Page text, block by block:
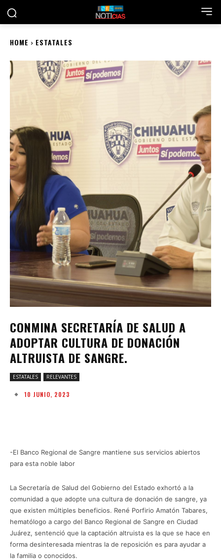
HOME ESTATALES
CONMINA SECRETARÍA DE SALUD A
ADOPTAR CULTURA DE DONACIÓN
ALTRUISTA DE SANGRE.
ESTATALES RELEVANTES
10 JUNIO, 2023
-El Banco Regional de Sangre mantiene sus servicios abiertos
para esta noble labor
La Secretaría de Salud del Gobierno del Estado exhortó a la
comunidad a que adopte una cultura de donación de sangre, ya
que existen múltiples beneficios. René Porfirio Amatón Tabares,
hematólogo a cargo del Banco Regional de Sangre en Ciudad
Juárez, sentenció que la captación altruista es la que se hace en
forma desinteresada mientras la de reposición es para ayudar a
la familia o conocidos.